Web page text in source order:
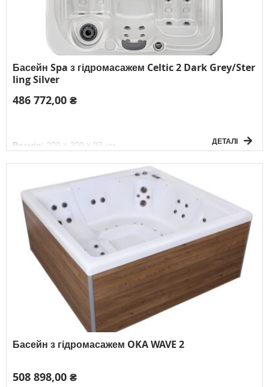
Басейн Spa з гідромасажем Celtic 2 Dark Grey/Ster
ling Silver
486 772,00 ₴
Розмір: 200 x 200 x 93 см
Вага без води:252 кг
Електричне підключення:
3F/380V/50Гц
К-сть осіб:4
ДЕТАЛІ
Басейн з гідромасажем OKA WAVE 2
508 898,00 ₴